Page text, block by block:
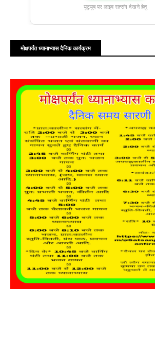
यूट्यूब पर लाइव सत्संग देखने हेतु
मोक्षपर्यंत ध्यानाभ्यास दैनिक कार्यक्रम